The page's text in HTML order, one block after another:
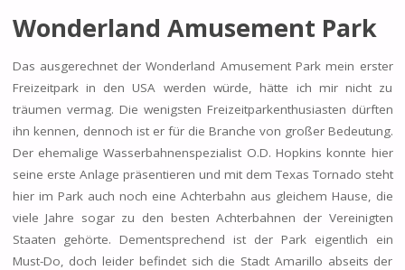
Wonderland Amusement Park
Das ausgerechnet der Wonderland Amusement Park mein erster
Freizeitpark in den USA werden würde, hätte ich mir nicht zu
träumen vermag. Die wenigsten Freizeitparkenthusiasten dürften
ihn kennen, dennoch ist er für die Branche von großer Bedeutung.
Der ehemalige Wasserbahnenspezialist O.D. Hopkins konnte hier
seine erste Anlage präsentieren und mit dem Texas Tornado steht
hier im Park auch noch eine Achterbahn aus gleichem Hause, die
viele Jahre sogar zu den besten Achterbahnen der Vereinigten
Staaten gehörte. Dementsprechend ist der Park eigentlich ein
Must-Do, doch leider befindet sich die Stadt Amarillo abseits der